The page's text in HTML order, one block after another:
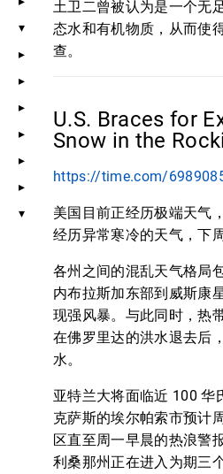
土卫二曾被认为是一个无
态水和有机物质，从而使
查。
U.S. Braces for
Snow in the
https://time.com/
美国目前正经历极端天气
经历异常寒冷的天气，下
各州之间的混乱天气格局
内布拉斯加东部到威斯康
现强风暴。与此同时，热
在佛罗里达的洪水退去后
水。
亚特兰大将面临近 100 华
克萨斯的埃尔帕索市预计
区直至周一早晨的热浪警
利桑那州正在进入为期三